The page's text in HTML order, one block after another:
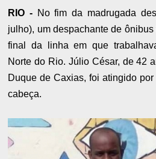
RIO - No fim da madrugada
julho), um despachante de
final da linha em que
Norte do Rio. Júlio César, de 42
Duque de Caxias, foi atingido
cabeça.